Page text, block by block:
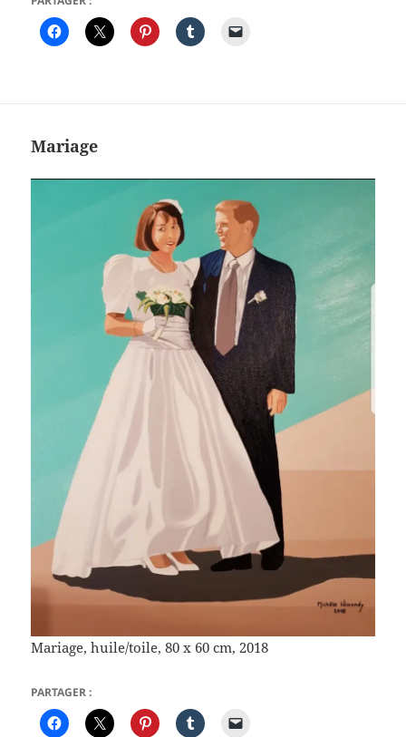
Mariage
Mariage, huile/toile, 80 x 60 cm, 2018
PARTAGER :